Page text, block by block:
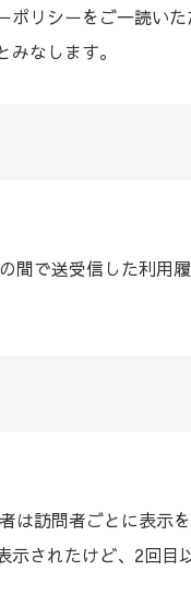
リシーをご一読いた
なします。
間で送受信した利用
訪問者ごとに表示を
されたけど、2回目